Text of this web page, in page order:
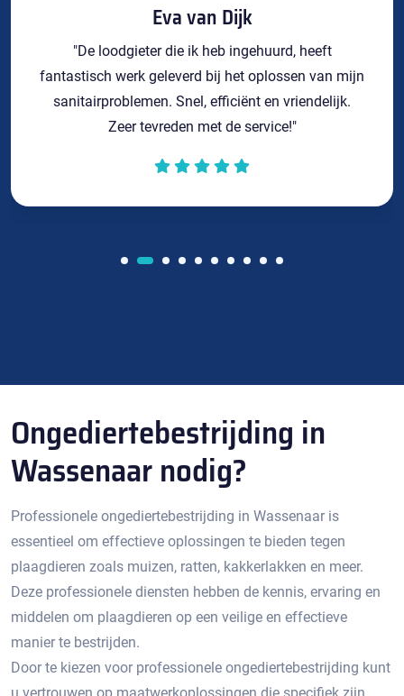
Eva van Dijk
"De loodgieter die ik heb ingehuurd, heeft
fantastisch werk geleverd bij het oplossen van mijn
sanitairproblemen. Snel, efficiënt en vriendelijk.
Zeer tevreden met de service!"
Ongediertebestrijding in
Wassenaar nodig?
Professionele ongediertebestrijding in Wassenaar is
essentieel om effectieve oplossingen te bieden tegen
plaagdieren zoals muizen, ratten, kakkerlakken en meer.​
Deze professionele diensten hebben de kennis, ervaring en
middelen om plaagdieren op een veilige en effectieve
manier te bestrijden.​
Door te kiezen voor professionele ongediertebestrijding kunt